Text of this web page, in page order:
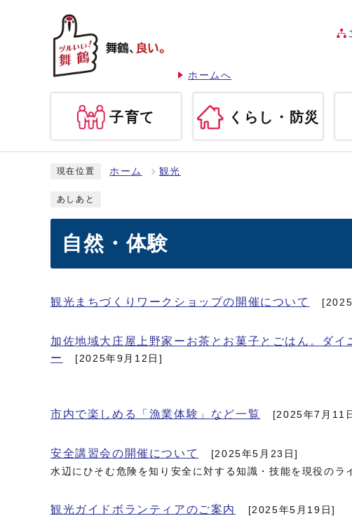
ホームへ
子育て くらし・防災
現在位置 ホーム 観光
あしあと
自然・体験
観光まちづくりワークショップの開催について
加佐地域大庄屋上野家ーお茶とお菓子とごはん。ダ
ー
[2025年9月12日]
市内で楽しめる「漁業体験」など一覧 [2025年7月11
安全講習会の開催について
[2025年5月23日]
水辺にひそむ危険を知り安全に対する知識・技能を現役のラ
観光ガイドボランティアのご案内 [2025年5月19日]